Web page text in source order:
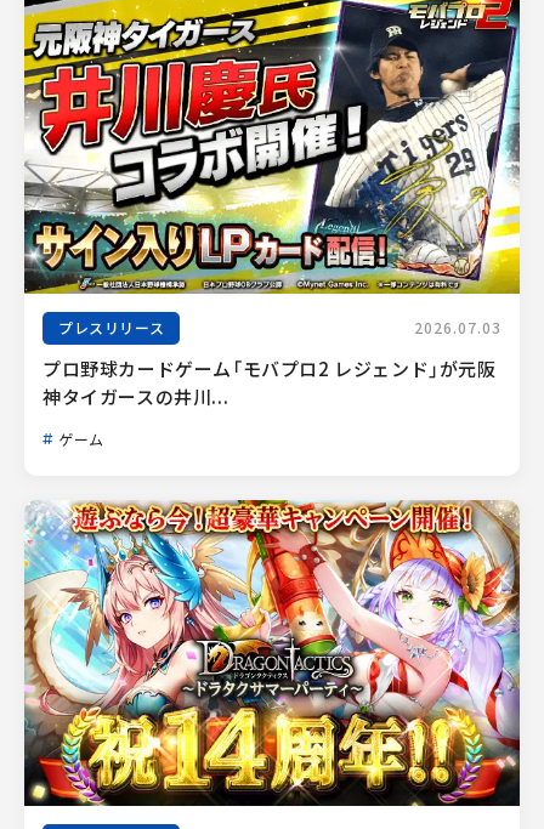
プレスリリース 2026.07.03
プロ野球カードゲーム「モバプロ2 レジェンド」が元阪
神タイガースの井川...
ゲーム